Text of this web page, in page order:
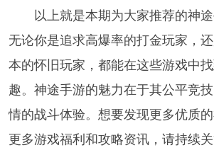
以上就是本期为大家推荐的神途
无论你是追求高爆率的打金玩家，
本的怀旧玩家，都能在这些游戏中
趣。神途手游的魅力在于其公平竞
情的战斗体验。想要发现更多优质
更多游戏福利和攻略资讯，请持续